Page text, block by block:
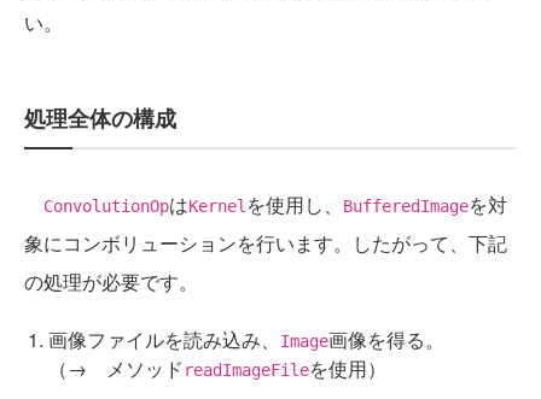
い。
処理全体の構成
ConvolutionOpはKernel を使用し、 BufferedImageを対
象にコンボリューションを行います。したがって、下記
の処理が必要です。
画像ファイルを読み込み、 Image画像を得る。
（→ メソッド readImageFileを使用）